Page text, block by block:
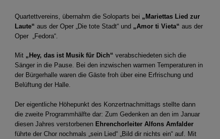
Quartettvereins, übernahm die Soloparts bei „Mariettas Lied zur
Laute“ aus der Oper „Die tote Stadt“ und „Amor ti Vieta“ aus der
Oper „Fedora“.
Mit „Hey, das ist Musik für Dich“ verabschiedeten sich die
Sänger in die Pause. Bei den inzwischen warmen Temperaturen in
der Bürgerhalle waren die Gäste froh über eine Erfrischung und
Belüftung der Halle.
Der eigentliche Höhepunkt des Konzertnachmittags stellte dann
die zweite Programmhälfte dar: Zum Gedenken an den im Januar
diesen Jahres verstorbenen Ehrenchorleiter Alfons Amfalder
führte der Chor nochmals „sein Lied“ „Bild dir nichts ein“ auf. Mit